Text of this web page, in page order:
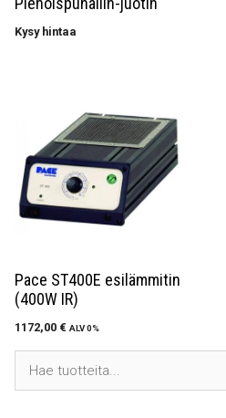
Kysy hintaa
Pace ST400E esilämmitin
(400W IR)
1172,00 € ALV 0%